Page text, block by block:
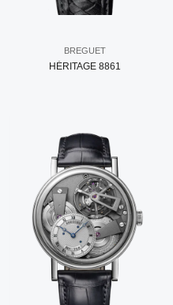
BREGUET
HÉRITAGE 8861